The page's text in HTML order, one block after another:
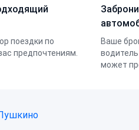
поездки по
предпочтениям.
Ваше
может